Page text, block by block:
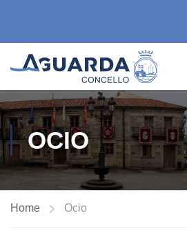
OCIO
Home Ocio